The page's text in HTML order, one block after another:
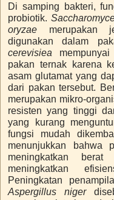
Di samping bakteri,
probiotik.
oryzae merupakan
digunakan dalam
cerevisiea
pakan ternak karena
asam glutamat yang
dari pakan tersebut.
merupakan mikro-
resisten yang tinggi
yang kurang
fungsi mudah
menunjukkan bahwa
meningkatkan
meningkatkan
Peningkatan
Aspergillus niger